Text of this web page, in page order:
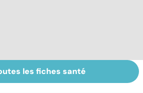
Inflammation des
amygdales : que
les fiches santé